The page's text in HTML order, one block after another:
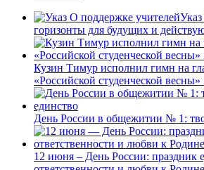
горизонты для будущих и
Кузин Тимур исполнил гимн на
«Российской студенческой
День России в общежитии № 1:
12 июня – День России: праздник